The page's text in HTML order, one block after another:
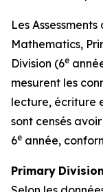
Les
Mathematics,
Division (6e
mesurent les
lecture, écriture
sont censés
6e année,
Primary Division